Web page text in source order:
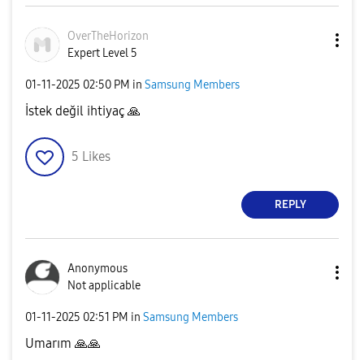
OverTheHorizon
Expert Level 5
‎01-11-2025 02:50 PM in Samsung Members
İstek değil ihtiyaç 🙏
5 Likes
REPLY
Anonymous
Not applicable
‎01-11-2025 02:51 PM in Samsung Members
Umarım 🙏🙏